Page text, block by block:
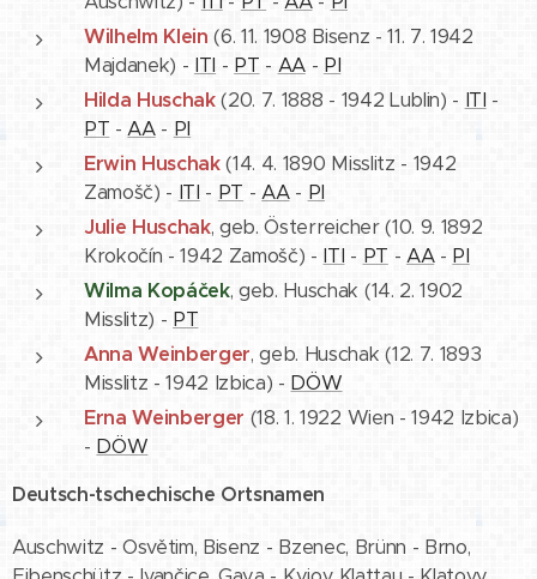
Wilhelm Klein (6. 11. 1908 Bisenz - 11. 7. 1942
Majdanek) - ITI - PT - AA- PI
Hilda Huschak(20. 7. 1888 - 1942 Lublin) - ITI -
PT -AA- PI
Erwin Huschak(14. 4. 1890 Misslitz - 1942
Zamošč) - ITI - PT -AA- PI
Julie Huschak, geb. Österreicher (10. 9. 1892
Krokočín - 1942 Zamošč) - ITI - PT - AA- PI
Wilma Kopáček, geb. Huschak (14. 2. 1902
Misslitz) - PT
Anna Weinberger, geb. Huschak (12. 7. 1893
Misslitz - 1942 Izbica) - DÖW
Erna Weinberger (18. 1. 1922 Wien - 1942 Izbica)
- DÖW
Deutsch-tschechische Ortsnamen
Auschwitz - Osvětim, Bisenz - Bzenec, Brünn - Brno,